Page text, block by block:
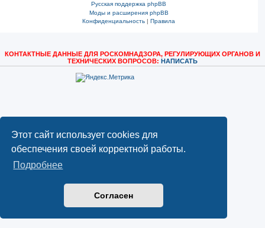
Этот сайт использует cookies для
обеспечения своей корректной работы.
Подробнее
Согласен
Русская поддержка phpBB
Моды и расширения phpBB
Конфиденциальность |Правила
КОНТАКТНЫЕ ДАННЫЕ ДЛЯ РОСКОМНАДЗОРА, РЕГУЛИРУЮЩИХ ОРГАНОВ И
ТЕХНИЧЕСКИХ ВОПРОСОВ: НАПИСАТЬ